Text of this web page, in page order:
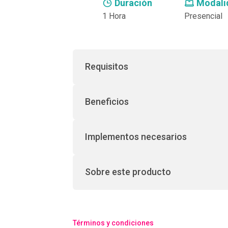
Duración
1 Hora Presencial
Requisitos
Beneficios
Implementos necesarios
Sobre este producto
Términos y condiciones